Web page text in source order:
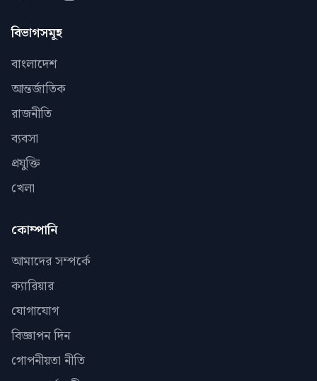
বিভাগসমূহ
বাংলাদেশ
আন্তর্জাতিক
রাজনীতি
ব্যবসা
প্রযুক্তি
খেলা
কোম্পানি
আমাদের সম্পর্কে
ক্যারিয়ার
যোগাযোগ
বিজ্ঞাপন দিন
গোপনীয়তা নীতি